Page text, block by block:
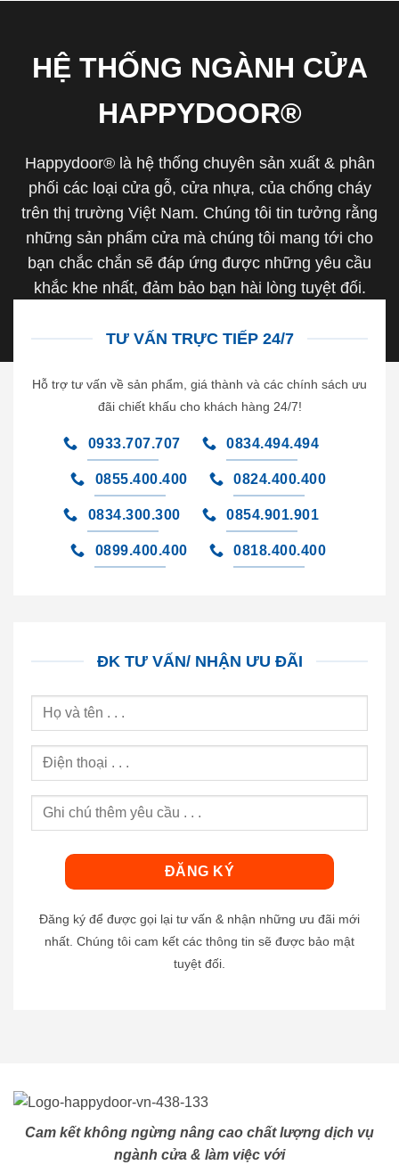
HỆ THỐNG NGÀNH CỬA
HAPPYDOOR®
Happydoor® là hệ thống chuyên sản xuất & phân
phối các loại cửa gỗ, cửa nhựa, của chống cháy
trên thị trường Việt Nam. Chúng tôi tin tưởng rằng
những sản phẩm cửa mà chúng tôi mang tới cho
bạn chắc chắn sẽ đáp ứng được những yêu cầu
khắc khe nhất, đảm bảo bạn hài lòng tuyệt đối.
TƯ VẤN TRỰC TIẾP 24/7
Hỗ trợ tư vấn về sản phẩm, giá thành và các chính sách ưu
đãi chiết khấu cho khách hàng 24/7!
0933.707.707 0834.494.494
0855.400.400 0824.400.400
0834.300.300 0854.901.901
0899.400.400 0818.400.400
ĐK TƯ VẤN/ NHẬN ƯU ĐÃI
Đăng ký để được gọi lại tư vấn & nhận những ưu đãi mới
nhất. Chúng tôi cam kết các thông tin sẽ được bảo mật
tuyệt đối.
Cam kết không ngừng nâng cao chất lượng dịch vụ
ngành cửa & làm việc với